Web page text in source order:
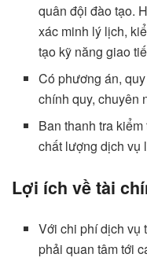
quân đội đào tạo.
xác minh lý lịch,
tạo kỹ năng giao
Có phương án,
chính quy, chuyên
Ban thanh tra
chất lượng dịch vụ
Lợi ích về tài
Với chi phí dịch vụ
phải quan tâm tới